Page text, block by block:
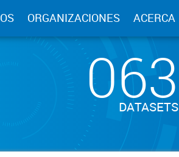
ORGANIZACIONES ACERCA
063
DATASETS